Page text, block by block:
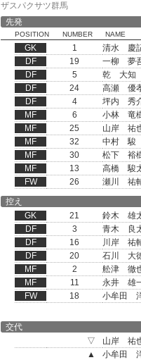
ザスパクサツ群馬
先発
POSITION NUMBER NAME
GK 1
清水 慶
DF
19
一柳 夢
DF
5
乾 大知
DF
24
高瀬 優
DF
4
坪内 秀
MF
6
小林 竜
MF
25
山岸 祐
MF
32
中村 駿
MF
30
松下 裕
MF
13
高橋 駿
FW
26
瀬川 祐
控え
GK
21
鈴木 雄
DF
3
青木 良
DF
16
川岸 祐
DF
20
石川 大
MF
2
舩津 徹
MF
11
永井 雄
FW
18 小牟田
交代
▽
山岸 祐
▲
小牟田